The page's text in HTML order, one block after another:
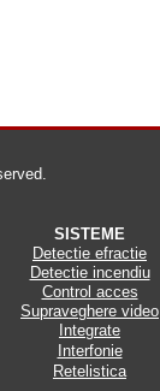
SISTEME
Detectie efractie
Detectie incendiu
Control acces
Supraveghere video
Integrate
Interfonie
Retelistica